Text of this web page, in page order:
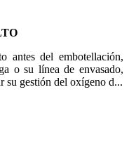
antes del embotellación,
o su línea de envasado,
su gestión del oxígeno d...